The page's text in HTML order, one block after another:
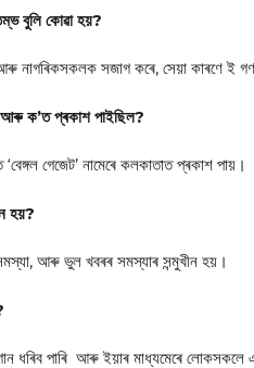
বুলি কোৱা হয়?
নাগৰিকসকলক সজাগ কৰে, সেয়া কাৰণে ই
আৰু ক’ত প্ৰকাশ পাইছিল?
গেজেট’ নামেৰে কলকাতাত প্ৰকাশ পায়।
হয়?
সমস্যা, আৰু ভুল খবৰৰ সমস্যাৰ সন্মুখীন হয়।
ধৰিব পাৰি আৰু ইয়াৰ মাধ্যমেৰে লোকসকলে